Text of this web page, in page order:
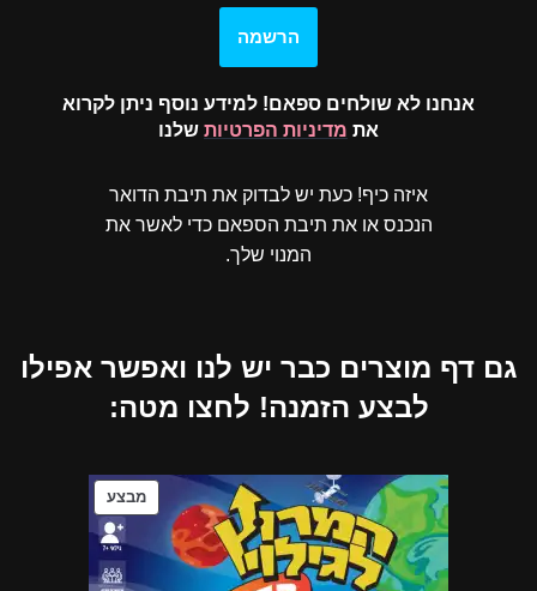
אנחנו לא שולחים ספאם! למידע נוסף ניתן לקרוא
את מדיניות הפרטיות שלנו
איזה כיף! כעת יש לבדוק את תיבת הדואר
הנכנס או את תיבת הספאם כדי לאשר את
המנוי שלך.
גם דף מוצרים כבר יש לנו ואפשר אפילו
לבצע הזמנה! לחצו מטה:
מבצע